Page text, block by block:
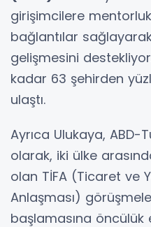
girişimcilere
bağlantılar
gelişmesini
kadar 63 şehirden
ulaştı.
Ayrıca Ulukaya, ABD-
olarak, iki ülke
olan TİFA (Ticaret ve
Anlaşması)
başlamasına öncülük